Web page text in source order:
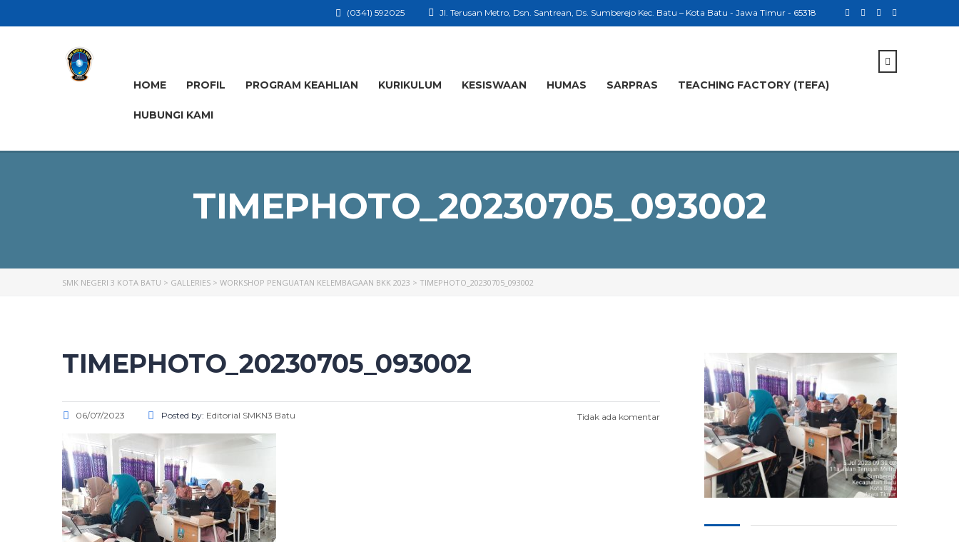
Jl. Terusan Metro, Dsn. Santrean, Ds. Sumberejo Kec. Batu – Kota Batu - Jawa Timur - 65318
(0341) 592025
HOME PROFIL PROGRAM KEAHLIAN KURIKULUM KESISWAAN HUMAS SARPRAS TEACHING FACTORY (TEFA)
HUBUNGI KAMI
TIMEPHOTO_20230705_093002
SMK NEGERI 3 KOTA BATU > GALLERIES > WORKSHOP PENGUATAN KELEMBAGAAN BKK 2023 > TIMEPHOTO_20230705_093002
TIMEPHOTO_20230705_093002
06/07/2023 Posted by: Editorial SMKN3 Batu Tidak ada komentar